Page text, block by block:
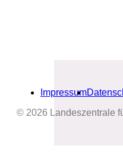
Impressum
© 2026 Landeszentrale